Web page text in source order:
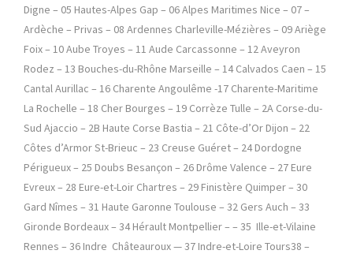
Digne – 05 Hautes-Alpes Gap – 06 Alpes Maritimes Nice – 07 –
Ardèche – Privas – 08 Ardennes Charleville-Mézières – 09 Ariège
Foix – 10 Aube Troyes – 11 Aude Carcassonne – 12 Aveyron
Rodez – 13 Bouches-du-Rhône Marseille – 14 Calvados Caen – 15
Cantal Aurillac – 16 Charente Angoulême -17 Charente-Maritime
La Rochelle – 18 Cher Bourges – 19 Corrèze Tulle – 2A Corse-du-
Sud Ajaccio – 2B Haute Corse Bastia – 21 Côte-d’Or Dijon – 22
Côtes d’Armor St-Brieuc – 23 Creuse Guéret – 24 Dordogne
Périgueux – 25 Doubs Besançon – 26 Drôme Valence – 27 Eure
Evreux – 28 Eure-et-Loir Chartres – 29 Finistère Quimper – 30
Gard Nîmes – 31 Haute Garonne Toulouse – 32 Gers Auch – 33
Gironde Bordeaux – 34 Hérault Montpellier – – 35 Ille-et-Vilaine
Rennes – 36 Indre Châteauroux — 37 Indre-et-Loire Tours38 –